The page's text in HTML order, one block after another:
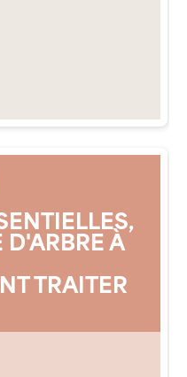
À
TRAITER